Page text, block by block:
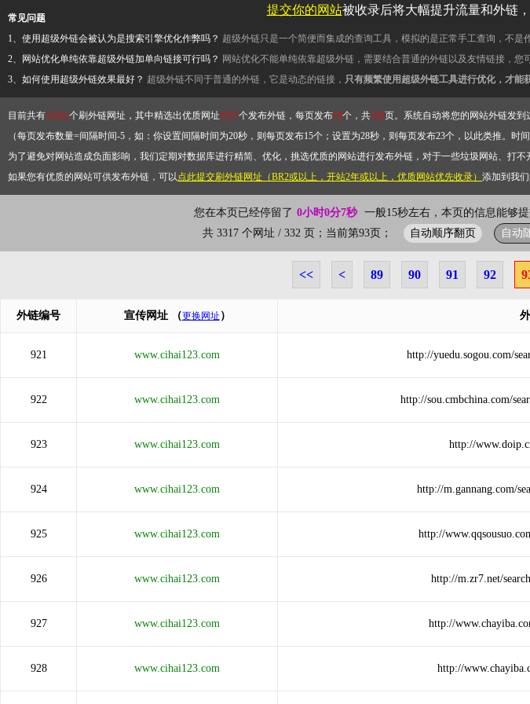
常见问题
1、使用超级外链会被认为是搜索引擎优化作弊吗？ 超级外链只是一个简便而集成的查询工具，模拟的是正常手工查询，不
2、网站优化单纯依靠超级外链加单向链接可行吗？ 网站优化不能单纯依靠超级外链，需要结合普通的外链以及友情链接，
3、如何使用超级外链效果最好？ 超级外链不同于普通的外链，它是动态的链接， 只有频繁使用超级外链工具进行优化，才能
目前共有13212个刷外链网址，其中精选出优质网址3317个发布外链，每页发布10个，共332页。系统自动将您的网站外链发到
（每页发布数量=间隔时间-5，如：你设置间隔时间为20秒，则每页发布15个；设置为28秒，则每页发布23个，以此类推。时
为了避免对网站造成负面影响，我们定期对数据库进行精简、优化，挑选优质的网站进行发布外链，对于一些垃圾网站、打
如果您有优质的网站可供发布外链，可以点此提交刷外链网址（BR2或以上，开站2年或以上，优质网站优先收录） 添加到我
您在本页已经停留了 0小时0分7秒 一般15秒左右，本页的信息能够
共 3317 个网址 / 332 页；当前第93页；
自动顺序翻页 自动
<< < 89 90 91 92
外链编号 宣传网址 （更换网址 ）
921 www.cihai123.com http://yuedu.sogou.com/
922 www.cihai123.com http://sou.cmbchina.com/
923 www.cihai123.com http://
924 www.cihai123.com http://m.gannang.com/
925 www.cihai123.com http://
926 www.cihai123.com http://m.zr7.net/
927 www.cihai123.com http://
928 www.cihai123.com http://
提交你的网站被收录后将大幅提升流量和外链，